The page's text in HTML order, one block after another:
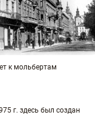
к мольбертам
г. здесь был создан